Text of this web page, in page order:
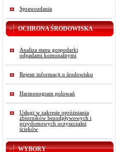
Sprawozdania
OCHRONA ŚRODOWISKA
Analiza stanu gospodarki
odpadami komunalnymi
Rejestr informacji o środowisku
Harmonogram polowań
Usługi w zakresie opróżniania
zbiorników bezodpływowych i
przydomowych oczyszczalni
ścieków
WYBORY